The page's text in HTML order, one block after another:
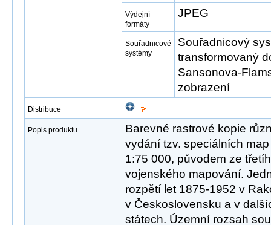
Výdejní
formáty
JPEG
Souřadnicové
systémy
Souřadnicový
transformovaný
Sansonova-
zobrazení
Distribuce
Popis produktu
Barevné rastrové kopie
vydání tzv. speciálních
1:75 000, původem ze
vojenského mapování.
rozpětí let 1875-1952 v
v Československu a v
státech. Územní rozsah